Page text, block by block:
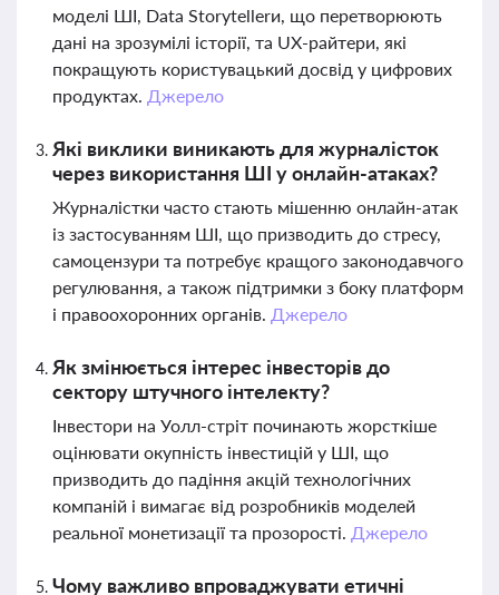
моделі ШІ, Data Storytellerи, що перетворюють
дані на зрозумілі історії, та UX-райтери, які
покращують користувацький досвід у цифрових
продуктах. Джерело
Які виклики виникають для журналісток
через використання ШІ у онлайн-атаках?
Журналістки часто стають мішенню онлайн-атак
із застосуванням ШІ, що призводить до стресу,
самоцензури та потребує кращого законодавчого
регулювання, а також підтримки з боку платформ
і правоохоронних органів. Джерело
Як змінюється інтерес інвесторів до
сектору штучного інтелекту?
Інвестори на Уолл-стріт починають жорсткіше
оцінювати окупність інвестицій у ШІ, що
призводить до падіння акцій технологічних
компаній і вимагає від розробників моделей
реальної монетизації та прозорості. Джерело
Чому важливо впроваджувати етичні